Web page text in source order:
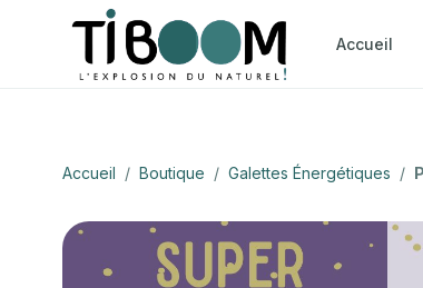
Accueil
Accueil / Boutique / Galettes Énergétiques /